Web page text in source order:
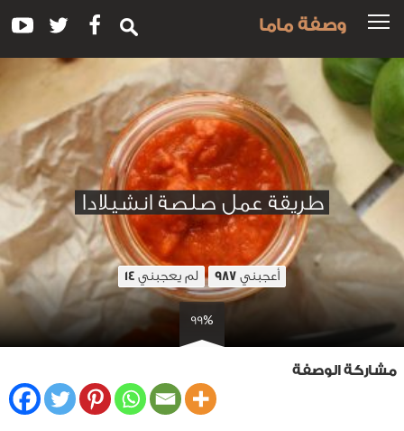
وصفة ماما
طريقة عمل صلصة انشيلادا
أعجبني 987 لم يعجبني 14
99%
مشاركة الوصفة